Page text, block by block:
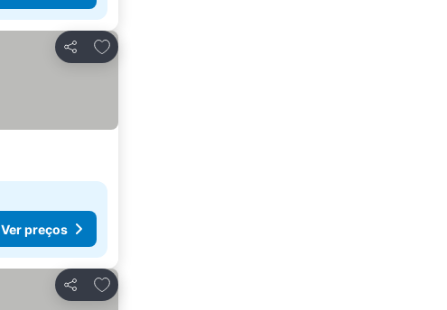
Partilhar
Adicionar aos favoritos
Ver preços
Partilhar
Adicionar aos favoritos